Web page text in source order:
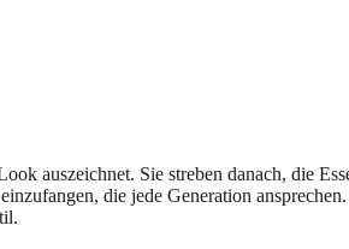
auszeichnet. Sie streben danach, die
die jede Generation